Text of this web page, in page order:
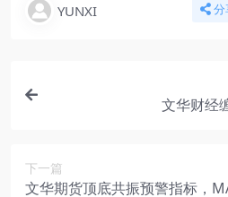
YUNXI 分
文华财经
下一篇
文华期货顶底共振预警指标，